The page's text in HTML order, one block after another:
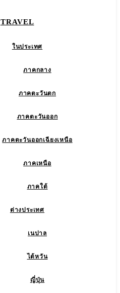
TRAVEL
ในประเทศ
ภาคกลาง
ภาคตะวันตก
ภาคตะวันออก
ภาคตะวันออกเฉียงเหนือ
ภาคเหนือ
ภาคใต้
ต่างประเทศ
เนปาล
ไต้หวัน
ญี่ปุ่น